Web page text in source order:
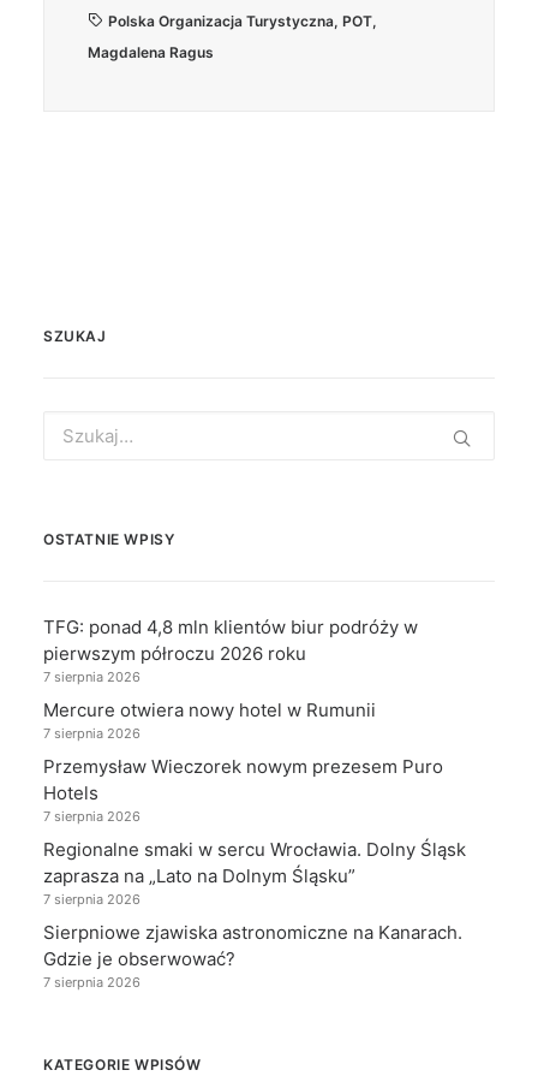
Polska Organizacja Turystyczna, POT,
Magdalena Ragus
SZUKAJ
for:
OSTATNIE WPISY
TFG: ponad 4,8 mln klientów biur podróży w
pierwszym półroczu 2026 roku
7 sierpnia 2026
Mercure otwiera nowy hotel w Rumunii
7 sierpnia 2026
Przemysław Wieczorek nowym prezesem Puro
Hotels
7 sierpnia 2026
Regionalne smaki w sercu Wrocławia. Dolny Śląsk
zaprasza na „Lato na Dolnym Śląsku”
7 sierpnia 2026
Sierpniowe zjawiska astronomiczne na Kanarach.
Gdzie je obserwować?
7 sierpnia 2026
KATEGORIE WPISÓW